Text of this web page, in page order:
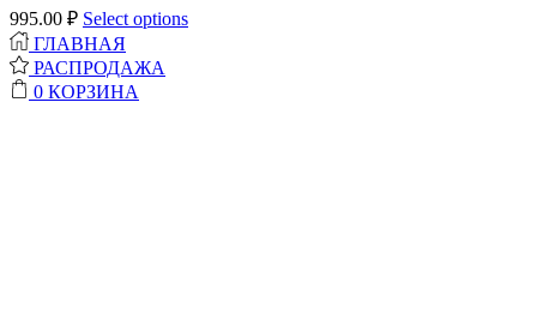
995.00 ₽ Select options
ГЛАВНАЯ
РАСПРОДАЖА
0 КОРЗИНА